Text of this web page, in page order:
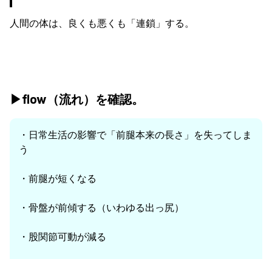
人間の体は、良くも悪くも「連鎖」する。
▶︎flow（流れ）を確認。
・日常生活の影響で「前腿本来の長さ」を失ってしま
う
・前腿が短くなる
・骨盤が前傾する（いわゆる出っ尻）
・股関節可動が減る